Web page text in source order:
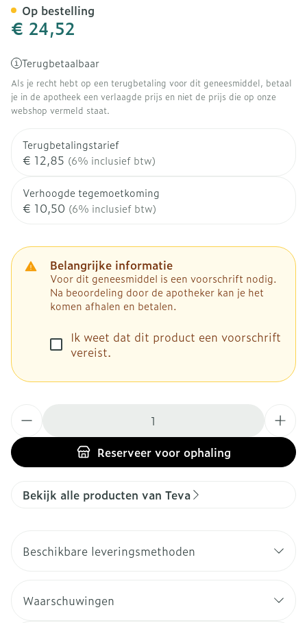
€ 24,52
Terugbetaalbaar
Als je recht hebt op een terugbetaling voor dit geneesmiddel, betaal
je in de apotheek een verlaagde prijs en niet de prijs die op onze
webshop vermeld staat.
Terugbetalingstarief
€ 12,85 (6% inclusief btw)
Verhoogde tegemoetkoming
€ 10,50 (6% inclusief btw)
Belangrijke informatie
Voor dit geneesmiddel is een voorschrift nodig.
Na beoordeling door de apotheker kan je het
komen afhalen en betalen.
Ik weet dat dit product een voorschrift
vereist.
Reserveervoor ophaling
Op bestelling
Bekijk alle producten van Teva
Beschikbare leveringsmethoden
Waarschuwingen